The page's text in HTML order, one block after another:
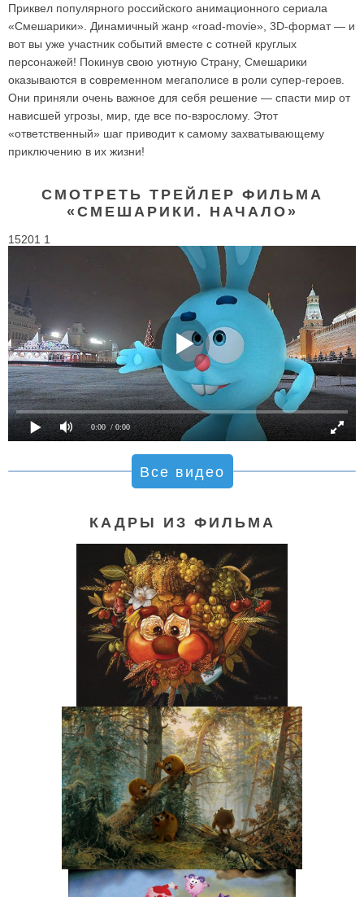
Приквел популярного российского анимационного сериала
«Смешарики». Динамичный жанр «road-movie», 3D-формат — и
вот вы уже участник событий вместе с сотней круглых
персонажей! Покинув свою уютную Страну, Смешарики
оказываются в современном мегаполисе в роли супер-героев.
Они приняли очень важное для себя решение — спасти мир от
нависшей угрозы, мир, где все по-взрослому. Этот
«ответственный» шаг приводит к самому захватывающему
приключению в их жизни!
СМОТРЕТЬ ТРЕЙЛЕР ФИЛЬМА
«СМЕШАРИКИ. НАЧАЛО»
15201 1
0:00 / 0:00
Все видео
КАДРЫ ИЗ ФИЛЬМА